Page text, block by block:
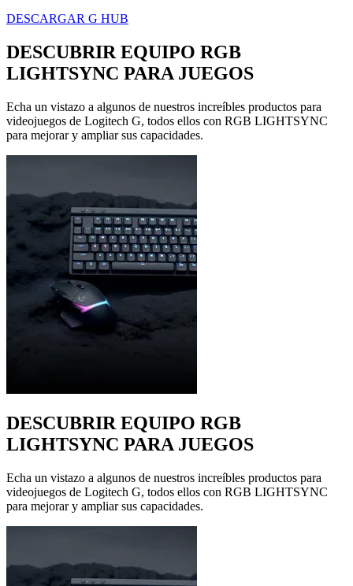
DESCARGAR G HUB
DESCUBRIR EQUIPO RGB
LIGHTSYNC PARA JUEGOS
Echa un vistazo a algunos de nuestros increíbles productos para
videojuegos de Logitech G, todos ellos con RGB LIGHTSYNC
para mejorar y ampliar sus capacidades.
DESCUBRIR EQUIPO RGB
LIGHTSYNC PARA JUEGOS
Echa un vistazo a algunos de nuestros increíbles productos para
videojuegos de Logitech G, todos ellos con RGB LIGHTSYNC
para mejorar y ampliar sus capacidades.